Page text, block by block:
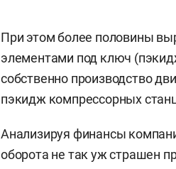
При этом более половины
элементами под ключ
собственно производство
пэкидж компрессорных
Анализируя финансы
оборота не так уж страшен